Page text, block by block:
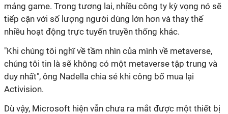
mảng game. Trong tương lai, nhiều công ty kỳ vọng nó sẽ
tiếp cận với số lượng người dùng lớn hơn và thay thế
nhiều hoạt động trực tuyến truyền thống khác.
"Khi chúng tôi nghĩ về tầm nhìn của mình về metaverse,
chúng tôi tin là sẽ không có một metaverse tập trung và
duy nhất", ông Nadella chia sẻ khi công bố mua lại
Activision.
Dù vậy, Microsoft hiện vẫn chưa ra mắt được một thiết bị